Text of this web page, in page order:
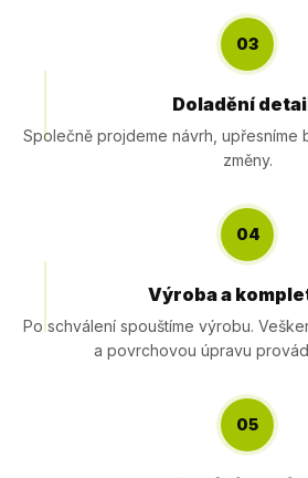
03
Doladění
Společně projdeme návrh, upřesníme
změny.
04
Výroba a
Po schválení spouštíme výrobu.
a povrchovou úpravu
05